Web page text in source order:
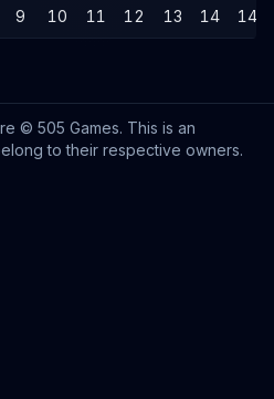
9 10 11 12 13 14 14
© 505 Games. This is an
to their respective owners.